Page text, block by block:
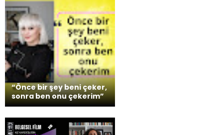
“Önce bir şey beni çeker,
sonra ben onu çekerim”